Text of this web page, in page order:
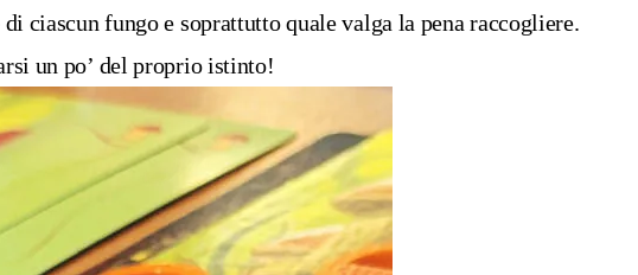
ciascun fungo e soprattutto quale valga la pena raccogliere.
un po’ del proprio istinto!